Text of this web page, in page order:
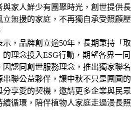
家人鮮少有團聚時光，創世提供長
無援的家庭，不再獨自承受照顧壓
，品牌創立逾50年，長期秉持「取
理念投入ESG行動，期望各界一同
認同創世服務理念，推出獨家聯名
聯公益夥伴，讓中秋不只是團圓的
享愛的契機，邀請更多企業與民眾
循環，陪伴植物人家庭走過漫長照